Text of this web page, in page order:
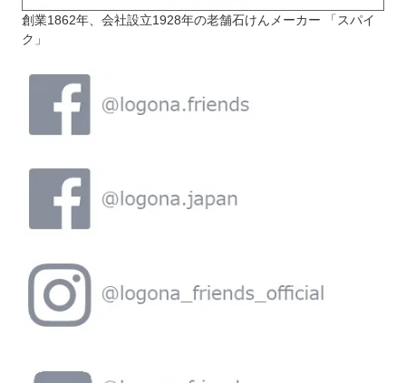
創業1862年、会社設立1928年の老舗石けんメーカー 「スパイ
ク」